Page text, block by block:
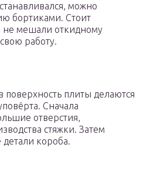
можно
бортиками. Стоит
не мешали откидному
работу.
плиты делаются
Сначала
отверстия,
стяжки. Затем
короба.